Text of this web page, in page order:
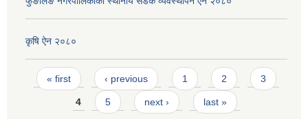
कृषि ऐन २०८०
Pages
« first ‹ previous 1 2 3
4 5 next › last »